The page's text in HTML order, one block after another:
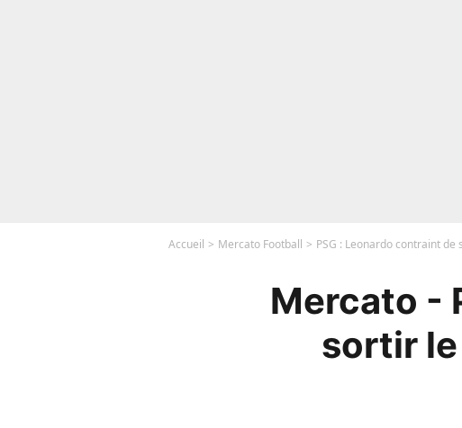
Accueil Mercato Football PSG : Leonardo contraint
Mercato -
sortir